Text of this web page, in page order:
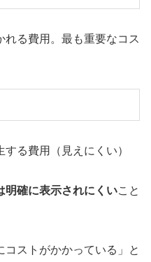
る費用。最も重要なコス
る費用（見えにくい）
明確に表示されにくいこと
ストがかかっている」と